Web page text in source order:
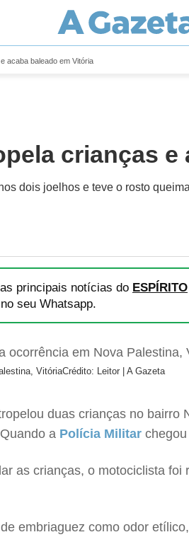
acaba baleado em Vitória
crianças e
dois joelhos e teve o rosto
principais notícias do ESPÍRITO
no seu Whatsapp.
VitóriaCrédito: Leitor | A Gazeta
duas crianças no
a Polícia Militar
as crianças, o motociclista
embriaguez como odor